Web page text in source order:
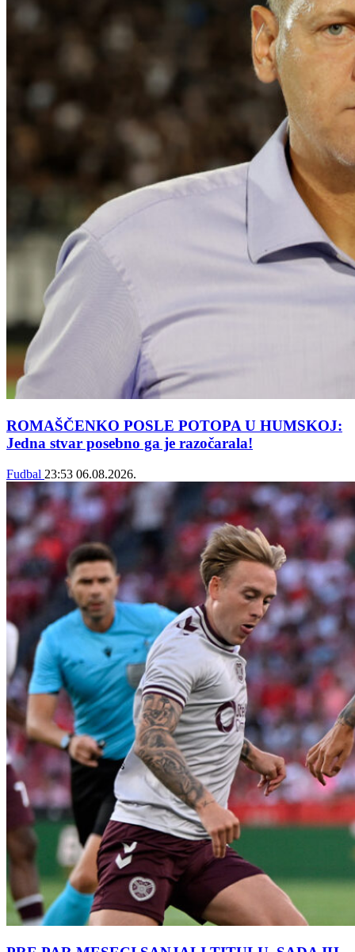
ROMAŠČENKO POSLE POTOPA U HUMSKOJ:
Jedna stvar posebno ga je razočarala!
Fudbal 23:53 06.08.2026.